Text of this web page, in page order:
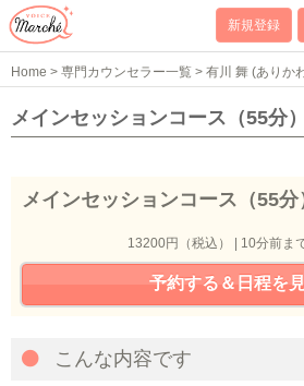
新規登録
Home > 専門カウンセラー一覧 > 有川 舞 (ありか
ース（55分）
メインセッションコース（55分
メインセッションコース（55分
13200円（税込） | 10分前ま
予約する＆日程を
こんな内容です